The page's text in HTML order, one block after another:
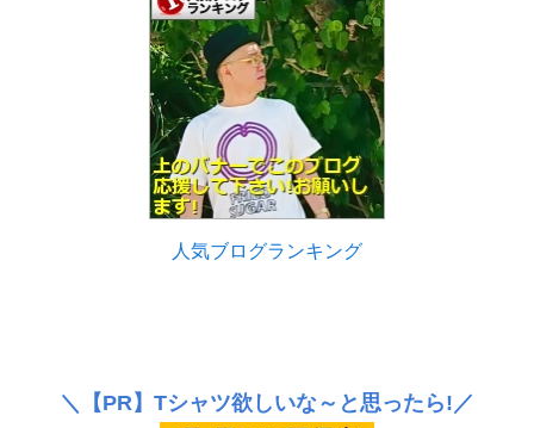
人気ブログランキング
＼ 【PR】 Tシャツ欲しいな～と思ったら!／